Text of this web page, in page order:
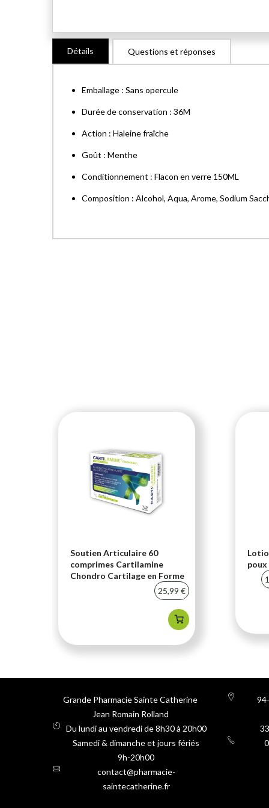
Skip
the
Détails
Emballage : Sans opercule
Durée de conservation : 36M
Action : Haleine fraîche
Goût : Menthe
Conditionnement : Flacon en verre 150ML
Composition : Alcohol, Aqua, Arome, Sodium
Questions et réponses
Soutien Articulaire 60
comprimes Cartilamine
Chondro Cartilage en Forme
25,99 €
Grande Pharmacie Sainte Catherine
Jean Romain Rolland
Du lundi au vendredi de 8h30 à 20h00
Samedi & dimanche et jours fériés
9h-20h00
contact@pharmacie-
saintecatherine.fr